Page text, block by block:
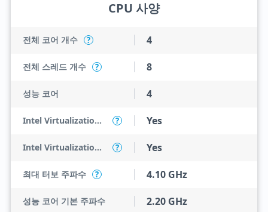
CPU 사양
전체 코어 개수 ? 4
전체 스레드 개수 ? 8
성능 코어 4
Intel Virtualization Technology (VT-x) ? Yes
Intel Virtualization Technology for Directed I/O (VT-d) ? Yes
최대 터보 주파수 ? 4.10 GHz
성능 코어 기본 주파수 2.20 GHz